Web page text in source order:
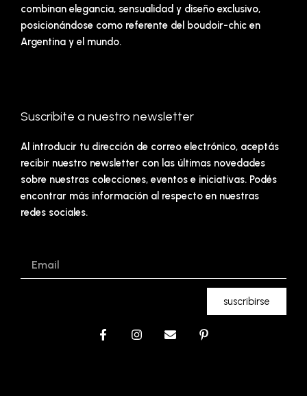
combinan elegancia, sensualidad y diseño exclusivo,
posicionándose como referente del boudoir-chic en
Argentina y el mundo.
Suscribite a nuestro newsletter
Al introducir tu dirección de correo electrónico, aceptás
recibir nuestro newsletter con las últimas novedades
sobre nuestras colecciones, eventos e iniciativas. Podés
encontrar más información al respecto en nuestras
redes sociales.
suscribirse
F
I
E
P